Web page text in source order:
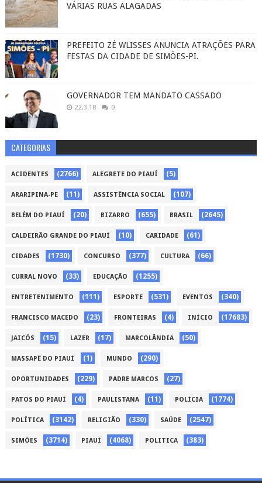
VÁRIAS RUAS ALAGADAS
PREFEITO ZÉ WLISSES ANUNCIA ATRAÇÕES PARA
FESTAS DA CIDADE DE SIMÕES-PI.
GOVERNADOR TEM MANDATO CASSADO
22.3.18 0
CATEGORIAS
ACIDENTES (2766) ALEGRETE DO PIAUÍ (5)
ARARIPINA-PE (11) ASSISTÊNCIA SOCIAL (107)
BELÉM DO PIAUÍ (20) BIZARRO (655) BRASIL (2645)
CALDEIRÃO GRANDE DO PIAUÍ (10) CARIDADE (61)
CIDADES (1730) CONCURSO (377) CULTURA (66)
CURRAL NOVO (33) EDUCAÇÃO (1255)
ENTRETENIMENTO (111) ESPORTE (531) EVENTOS (340)
FRANCISCO MACEDO (23) FRONTEIRAS (4) INÍCIO (17683)
JAICÓS (15) LAZER (17) MARCOLÂNDIA (50)
MASSAPÊ DO PIAUÍ (1) MUNDO (290)
OPORTUNIDADES (229) PADRE MARCOS (27)
PATOS DO PIAUÍ (4) PAULISTANA (11) POLÍCIA (1774)
POLÍTICA (3142) RELIGIÃO (330) SAÚDE (2547)
SIMÕES (3714) PIAUÍ (4068) POLITICA (383)